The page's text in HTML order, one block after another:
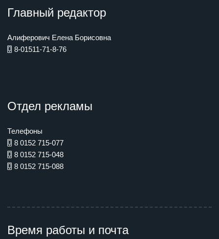
Главный редактор
Алиферович Елена Борисовна
8-01511-71-8-76
Отдел рекламы
Телефоны
8 0152 715-077
8 0152 715-048
8 0152 715-088
Время работы и почта